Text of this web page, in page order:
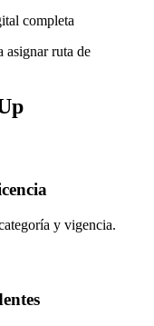
completa
asignar ruta de
y vigencia.